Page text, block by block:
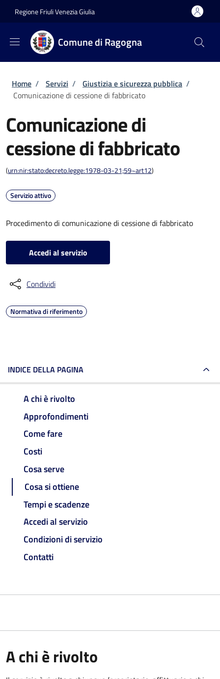
Regione Friuli Venezia Giulia
Comune di Ragogna
Briciole di pane
Home / Servizi / Giustizia e sicurezza pubblica /
Comunicazione di cessione di fabbricato
Comunicazione di
cessione di fabbricato
(urn:nir:stato:decreto.legge:1978-03-21;59~art12)
Servizio attivo
Procedimento di comunicazione di cessione di fabbricato
Accedi al servizio
Condividi
Normativa di riferimento
INDICE DELLA PAGINA
A chi è rivolto
Approfondimenti
Come fare
Costi
Cosa serve
Cosa si ottiene
Tempi e scadenze
Accedi al servizio
Condizioni di servizio
Contatti
A chi è rivolto